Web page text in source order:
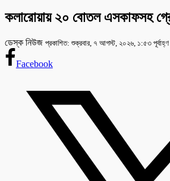
কলারোয়ায় ২০ বোতল এসকাফসহ
ডেস্ক নিউজ প্রকাশিত: শুক্রবার, ৭ আগস্ট, ২০২৬, ১:৫৩ পূর্বাহ্ণ
Facebook